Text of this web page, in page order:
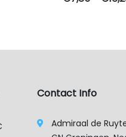
Contact Info
Admiraal de